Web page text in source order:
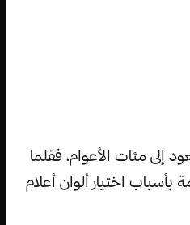
إلى مئات الأعوام، فقلما
اختيار ألوان أعلام